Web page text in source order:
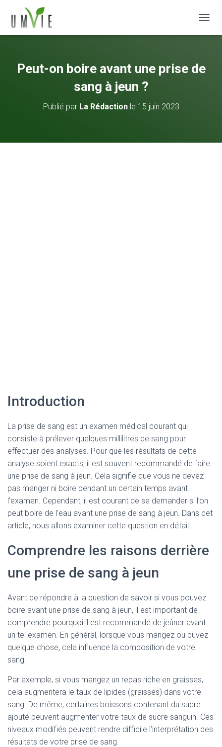
Peut-on boire avant une prise de
sang à jeun ?
Publié par La Rédactionle 15 juin 2023
Introduction
La prise de sang est un examen médical courant qui
consiste à prélever quelques millilitres de sang pour
effectuer des analyses. Pour que les résultats de cette
analyse soient exacts, il est souvent recommandé de faire
une prise de sang à jeun. Cela signifie que vous ne devez
pas manger ni boire pendant un certain temps avant
l’examen. Cependant, il est courant de se demander si l’on
peut boire de l’eau avant une prise de sang à jeun. Dans cet
article, nous allons examiner cette question en détail.
Comprendre les raisons derrière
une prise de sang à jeun
Avant de répondre à la question de savoir si vous pouvez
boire avant une prise de sang à jeun, il est important de
comprendre pourquoi il est recommandé de jeûner avant
un tel examen. En général, lorsque vous mangez ou buvez
quelque chose, cela influence la composition de votre
sang.
Par exemple, si vous mangez un repas riche en graisses,
cela augmentera le taux de lipides (graisses) dans votre
sang. De même, certaines boissons contenant du sucre
ajouté peuvent augmenter votre taux de sucre sanguin. Ces
niveaux modifiés peuvent rendre difficile l’interprétation des
résultats de votre prise de sang.